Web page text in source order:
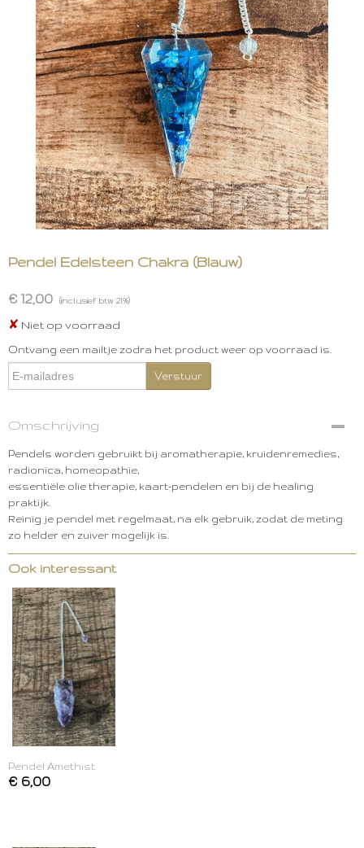
Pendel Edelsteen Chakra (Blauw)
€ 12,00 (inclusief btw 21%)
✘ Niet op voorraad
Ontvang een mailtje zodra het product weer op voorraad is.
Verstuur
Omschrijving
Pendels worden gebruikt bij aromatherapie, kruidenremedies,
radionica, homeopathie,
essentiële olie therapie, kaart-pendelen en bij de healing
praktijk.
Reinig je pendel met regelmaat, na elk gebruik, zodat de meting
zo helder en zuiver mogelijk is.
Ook interessant
Pendel Amethist
€ 6,00